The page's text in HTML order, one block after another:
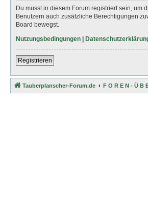
Du musst in diesem Forum registriert sein, um
Benutzern auch zusätzliche Berechtigungen
Board bewegst.
Nutzungsbedingungen |
Registrieren
Tauberplanscher-Forum.de F O R E N - Ü B